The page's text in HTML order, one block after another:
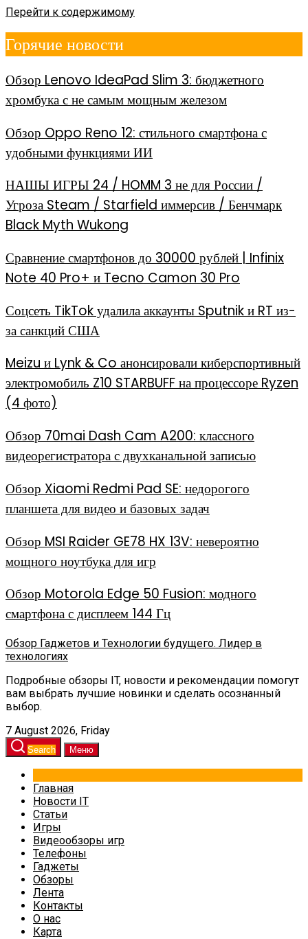
Перейти к содержимому
Горячие новости
Обзор Lenovo IdeaPad Slim 3: бюджетного
хромбука с не самым мощным железом
Обзор Oppo Reno 12: стильного смартфона с
удобными функциями ИИ
НАШЫ ИГРЫ 24 / HOMM 3 не для России /
Угроза Steam / Starfield иммерсив / Бенчмарк
Black Myth Wukong
Сравнение смартфонов до 30000 рублей | Infinix
Note 40 Pro+ и Tecno Camon 30 Pro
Соцсеть TikTok удалила аккаунты Sputnik и RT из-
за санкций США
Meizu и Lynk & Co анонсировали киберспортивный
электромобиль Z10 STARBUFF на процессоре Ryzen
(4 фото)
Обзор 70mai Dash Cam A200: классного
видеорегистратора с двухканальной записью
Обзор Xiaomi Redmi Pad SE: недорогого
планшета для видео и базовых задач
Обзор MSI Raider GE78 HX 13V: невероятно
мощного ноутбука для игр
Обзор Motorola Edge 50 Fusion: модного
смартфона с дисплеем 144 Гц
Обзор Гаджетов и Технологии будущего. Лидер в
технологиях
Подробные обзоры IT, новости и рекомендации помогут
вам выбрать лучшие новинки и сделать осознанный
выбор.
7 August 2026, Friday
Search Меню
Главная
Новости IT
Статьи
Игры
Видеообзоры игр
Телефоны
Гаджеты
Обзоры
Лента
Контакты
О нас
Карта